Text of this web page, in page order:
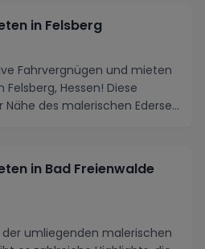
in Felsberg
Fahrvergnügen und mieten
Hessen! Diese
des malerischen Ederse...
in Bad Freienwalde
der umliegenden malerischen